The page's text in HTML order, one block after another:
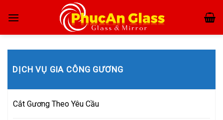
DỊCH VỤ GIA CÔNG GƯƠNG
Cắt Gương Theo Yêu Cầu